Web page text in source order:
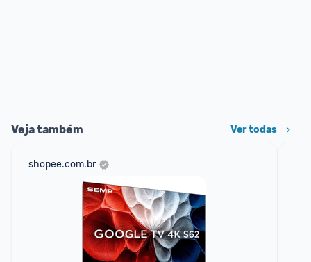
Veja também Ver todas
shopee.com.br